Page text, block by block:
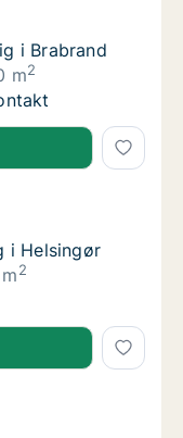
i Brabrand
i Brabrand
i Brabrand
m2
i Brabrand
Helsingør
i Helsingør
i Helsingør
2
Helsingør